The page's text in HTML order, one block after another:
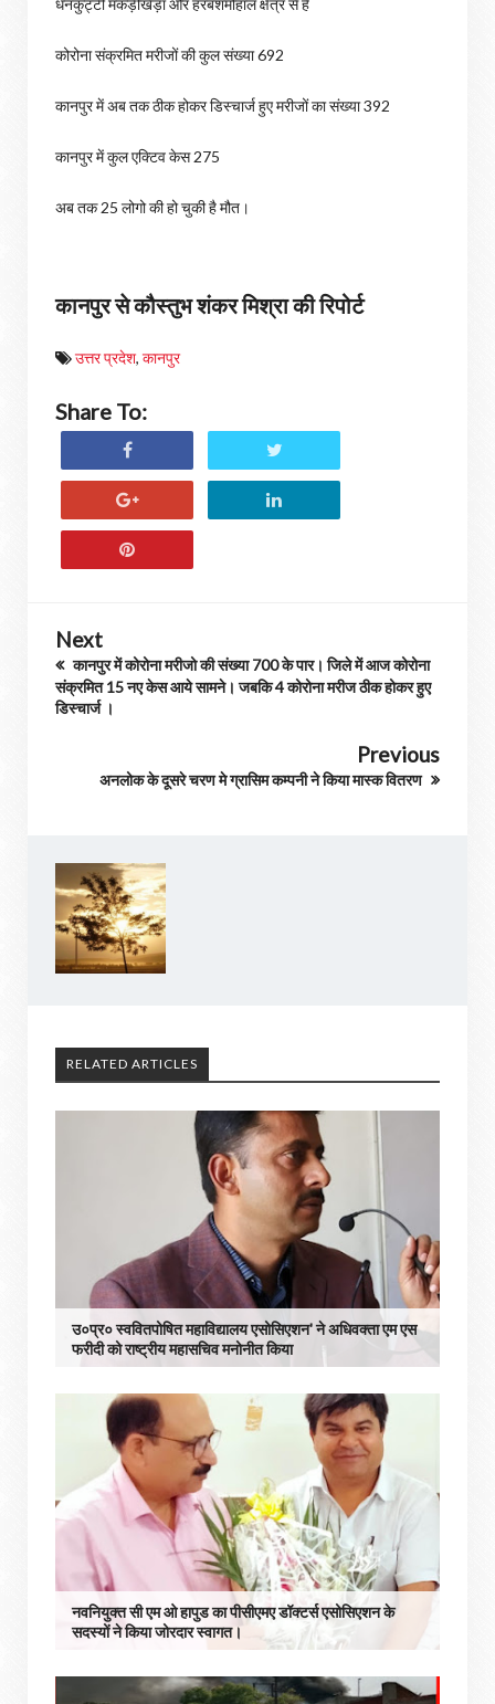
धनकुट्टी मकड़ीखेड़ा और हरबंशमोहाल क्षेत्र से है
कोरोना संक्रमित मरीजों की कुल संख्या 692
कानपुर में अब तक ठीक होकर डिस्चार्ज हुए मरीजों का संख्या 392
कानपुर में कुल एक्टिव केस 275
अब तक 25 लोगो की हो चुकी है मौत।
कानपुर से कौस्तुभ शंकर मिश्रा की रिपोर्ट
उत्तर प्रदेश, कानपुर
Share To:
Next
कानपुर में कोरोना मरीजो की संख्या 700 के पार। जिले में आज कोरोना
संक्रमित 15 नए केस आये सामने। जबकि 4 कोरोना मरीज ठीक होकर हुए
डिस्चार्ज ।
Previous
अनलोक के दूसरे चरण मे ग्रासिम कम्पनी ने किया मास्क वितरण
RELATED ARTICLES
उ०प्र० स्ववितपोषित महाविद्यालय एसोसिएशन' ने अधिवक्ता एम एस
फरीदी को राष्ट्रीय महासचिव मनोनीत किया
नवनियुक्त सी एम ओ हापुड का पीसीएमए डॉक्टर्स एसोसिएशन के
सदस्यों ने किया जोरदार स्वागत।